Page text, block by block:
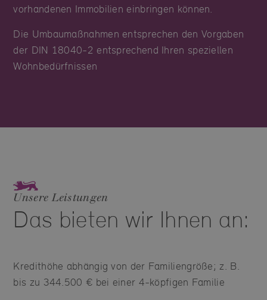
vorhandenen Immobilien einbringen können.
Die Umbaumaßnahmen entsprechen den Vorgaben
der DIN 18040-2 entsprechend Ihren speziellen
Wohnbedürfnissen
Unsere Leistungen
Das bieten wir Ihnen an:
Kredithöhe abhängig von der Familiengröße; z. B.
bis zu 344.500 € bei einer 4-köpfigen Familie